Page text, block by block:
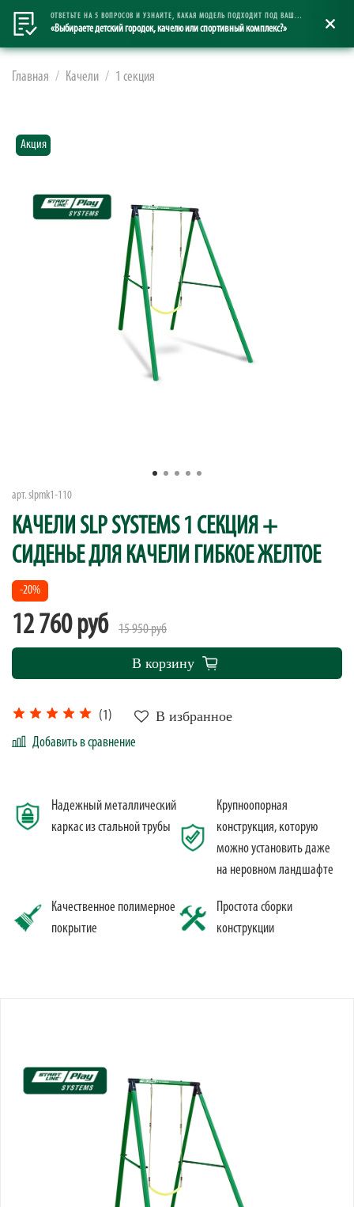
0
Главная Качели 1 секция
Акция
арт. slpmk1-110
КАЧЕЛИ SLP SYSTEMS 1 СЕКЦИЯ +
СИДЕНЬЕ ДЛЯ КАЧЕЛИ ГИБКОЕ ЖЕЛТОЕ
(1) В избранное
Добавить в сравнение
-20%
12 760 руб 15 950 руб
В корзину
Надежный металлический
каркас из стальной трубы
Крупноопорная
конструкция, которую
можно установить даже
на неровном ландшафте
Качественное полимерное
покрытие
Простота сборки
конструкции
ОТВЕТЬТЕ НА 5 ВОПРОСОВ И УЗНАЙТЕ, КАКАЯ МОДЕЛЬ ПОДХОДИТ ПОД ВАШ ЗАПРОС
«Выбираете детский городок, качелю или спортивный комплекс?»